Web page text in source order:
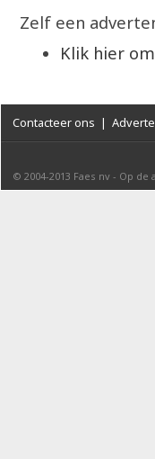
Zelf een
Klik hier
Contacteer ons |
© 2004-2013 Faes nv - Op de